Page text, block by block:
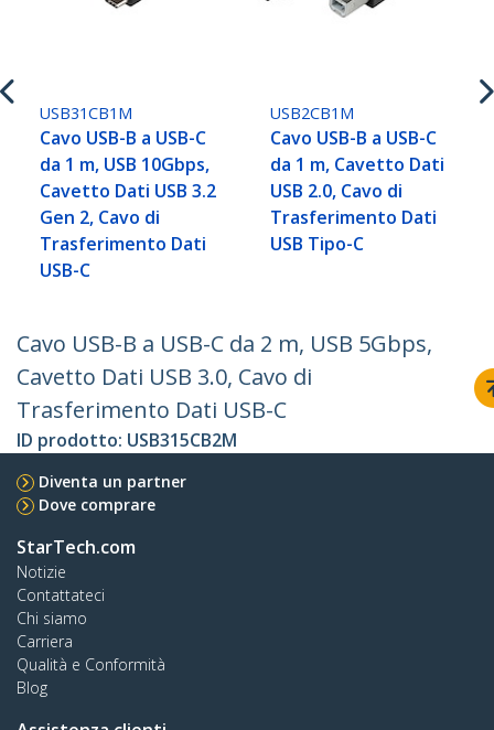
USB31CB1M
Cavo USB-B a USB-C
da 1 m, USB 10Gbps,
Cavetto Dati USB 3.2
Gen 2, Cavo di
Trasferimento Dati
USB-C
USB2CB1M
Cavo USB-B a USB-C
da 1 m, Cavetto Dati
USB 2.0, Cavo di
Trasferimento Dati
USB Tipo-C
Cavo USB-B a USB-C da 2 m, USB 5Gbps,
Cavetto Dati USB 3.0, Cavo di
Trasferimento Dati USB-C
ID prodotto: USB315CB2M
Diventa un partner
Dove comprare
StarTech.com
Notizie
Contattateci
Chi siamo
Carriera
Qualità e Conformità
Blog